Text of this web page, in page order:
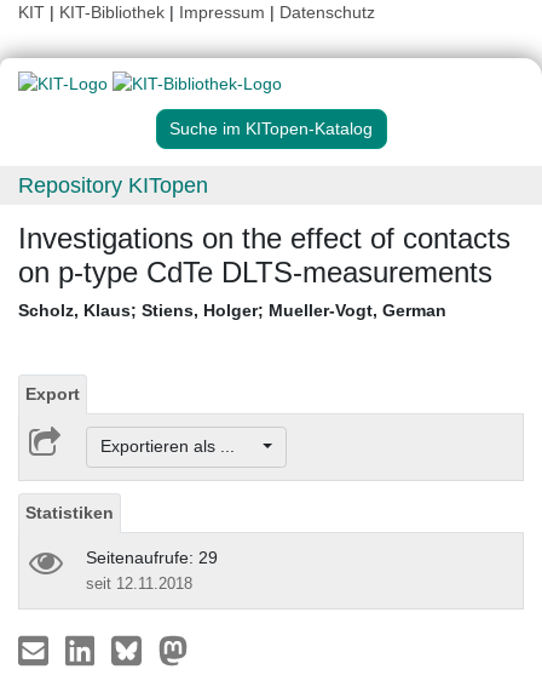
KIT | KIT-Bibliothek | Impressum | Datenschutz
Suche im KITopen-Katalog
Repository KITopen
Investigations on the effect of contacts
on p-type CdTe DLTS-measurements
Scholz, Klaus; Stiens, Holger; Mueller-Vogt, German
Export
Exportieren als ...
Statistiken
Seitenaufrufe: 29
seit 12.11.2018